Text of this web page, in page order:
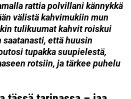
rattia polvillani kännykkä
välistä kahvimukiin mun
tulikuumat kahvit roiskui
että huusin
tupakka suupielestä,
rotsiin, ja tärkee puhelu